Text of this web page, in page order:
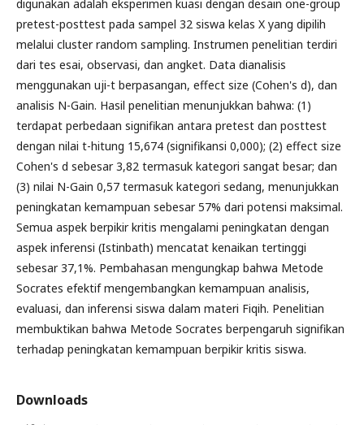
digunakan adalah eksperimen kuasi dengan desain one-group
pretest-posttest pada sampel 32 siswa kelas X yang dipilih
melalui cluster random sampling. Instrumen penelitian terdiri
dari tes esai, observasi, dan angket. Data dianalisis
menggunakan uji-t berpasangan, effect size (Cohen's d), dan
analisis N-Gain. Hasil penelitian menunjukkan bahwa: (1)
terdapat perbedaan signifikan antara pretest dan posttest
dengan nilai t-hitung 15,674 (signifikansi 0,000); (2) effect size
Cohen's d sebesar 3,82 termasuk kategori sangat besar; dan
(3) nilai N-Gain 0,57 termasuk kategori sedang, menunjukkan
peningkatan kemampuan sebesar 57% dari potensi maksimal.
Semua aspek berpikir kritis mengalami peningkatan dengan
aspek inferensi (Istinbath) mencatat kenaikan tertinggi
sebesar 37,1%. Pembahasan mengungkap bahwa Metode
Socrates efektif mengembangkan kemampuan analisis,
evaluasi, dan inferensi siswa dalam materi Fiqih. Penelitian
membuktikan bahwa Metode Socrates berpengaruh signifikan
terhadap peningkatan kemampuan berpikir kritis siswa.
Downloads